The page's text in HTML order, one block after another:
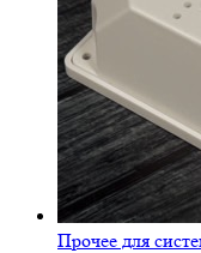
Прочее для